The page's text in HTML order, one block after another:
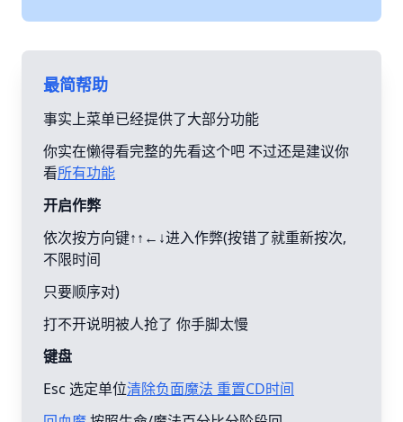
最简帮助
事实上菜单已经提供了大部分功能
你实在懒得看完整的先看这个吧 不过还是建议你
看所有功能
开启作弊
依次按方向键↑↑←↓进入作弊(按错了就重新按次,
不限时间
只要顺序对)
打不开说明被人抢了 你手脚太慢
键盘
Esc 选定单位清除负面魔法 重置CD时间